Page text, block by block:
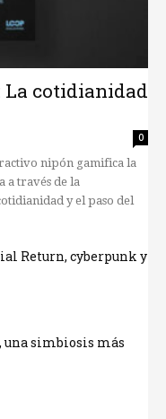
La cotidianidad
0
nipón gamifica la
a través de la
y el paso del
Return, cyberpunk y
simbiosis más